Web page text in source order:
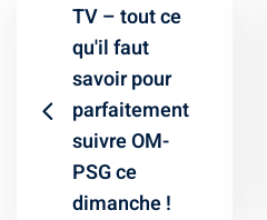
TV – tout ce
qu'il faut
savoir pour
parfaitement
suivre OM-
PSG ce
dimanche !